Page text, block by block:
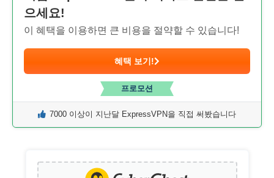
으세요!
이 혜택을 이용하면 큰 비용을 절약할 수 있습니다!
혜택 보기!
프로모션
7000 이상이 지난달 ExpressVPN을 직접 써봤습니다